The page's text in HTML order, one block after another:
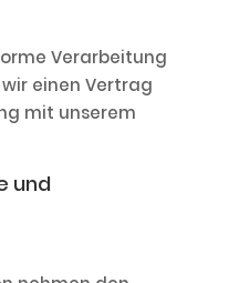
Verarbeitung
einen Vertrag
mit unserem
und